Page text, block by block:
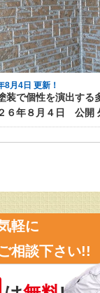
8月4日 更新！
軽に
相談下さい!!